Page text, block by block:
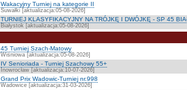
Wakacyjny Turniej na kategorie II
Suwałki [aktualizacja:05-08-2026]
TURNIEJ KLASYFIKACYJNY NA TRÓJKĘ I DWÓJKĘ - SP 45
Białystok [aktualizacja:05-08-2026]
45 Turniej Szach-Matowy
Wiśniowa [aktualizacja:05-08-2026]
IV Senioriada - Turniej Szachowy 55+
Inowrocław [aktualizacja:10-07-2026]
Grand Prix Wadowic-Turniej nr.998
Wadowice [aktualizacja:31-03-2026]